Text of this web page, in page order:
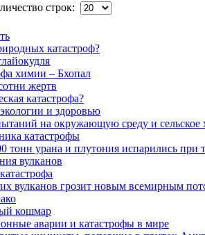
строк:
катастроф?
химии – Бхопал
жертв
катастрофа?
и здоровью
на окружающую среду и сельское
катастрофы
тонн урана и плутония испарились при
вулканов
вулканов грозит новым всемирным
кошмар
аварии и катастрофы в мире